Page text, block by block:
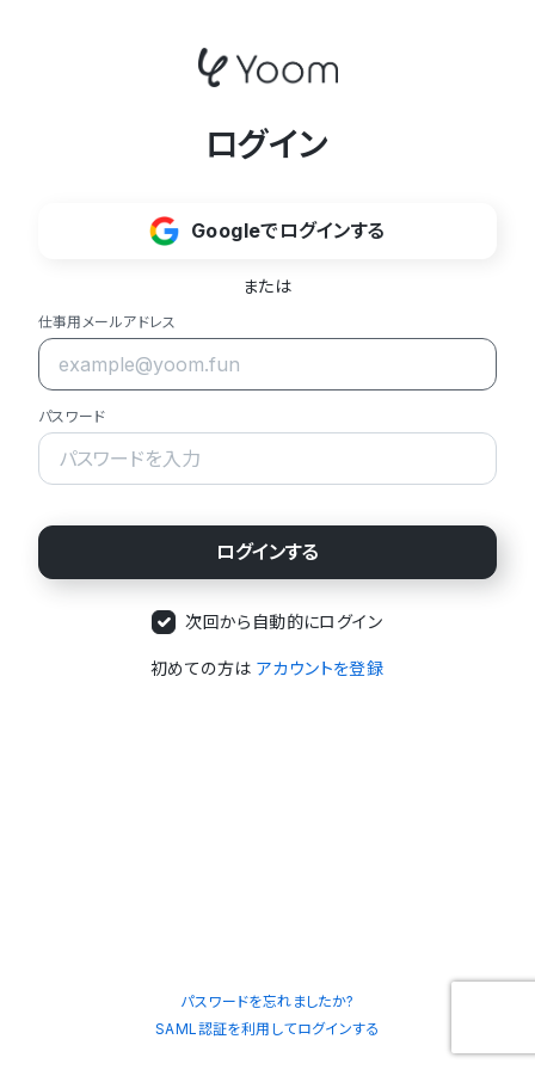
ログイン
Googleでログインする
または
仕事用メールアドレス
パスワード
次回から自動的にログイン
初めての方は アカウントを登録
パスワードを忘れましたか?
SAML認証を利用してログインする